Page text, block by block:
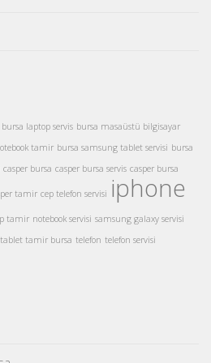
bursa laptop servis bursa masaüstü bilgisayar
tamir bursa samsung tablet servisi bursa
casper bursa casper bursa servis casper bursa
tamir cep telefon servisi iphone
tamir notebook servisi samsung galaxy servisi
tablet tamir bursa telefon telefon servisi